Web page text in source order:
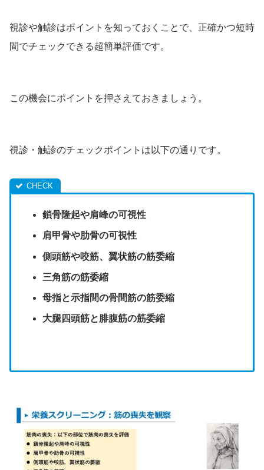
視診や触診はポイントを知っておくことで、正確かつ短時
間でチェックできる超簡単評価です。
この機会にポイントを押さえておきましょう。
視診・触診のチェックポイントは以下の通りです。
鎖骨隆起や肩峰の可視性
肩甲骨や肋骨の可視性
側頭筋や咬筋、翼状筋の筋委縮
三角筋の筋委縮
母指と示指間の骨間筋の筋委縮
大腿四頭筋と腓腹筋の筋委縮